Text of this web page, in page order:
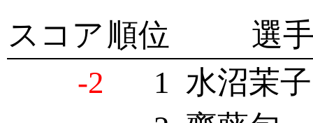
スコア 順位
選
-2
1 水沼茉